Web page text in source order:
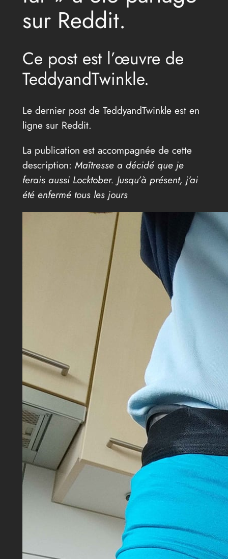
sur Reddit.
Ce post est l’œuvre de
TeddyandTwinkle.
Le dernier post de TeddyandTwinkle est en
ligne sur Reddit.
La publication est accompagnée de cette
description: Maîtresse a décidé que je
ferais aussi Locktober. Jusqu’à présent, j’ai
été enfermé tous les jours